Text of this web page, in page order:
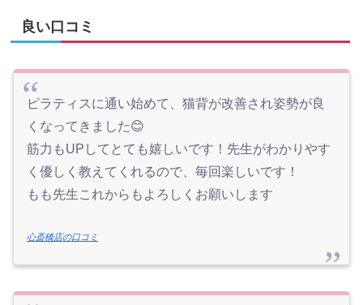
良い口コミ
ピラティスに通い始めて、猫背が改善され姿勢が良
くなってきました😊
筋力もUPしてとても嬉しいです！先生がわかりやす
く優しく教えてくれるので、毎回楽しいです！
もも先生これからもよろしくお願いします
心斎橋店の口コミ